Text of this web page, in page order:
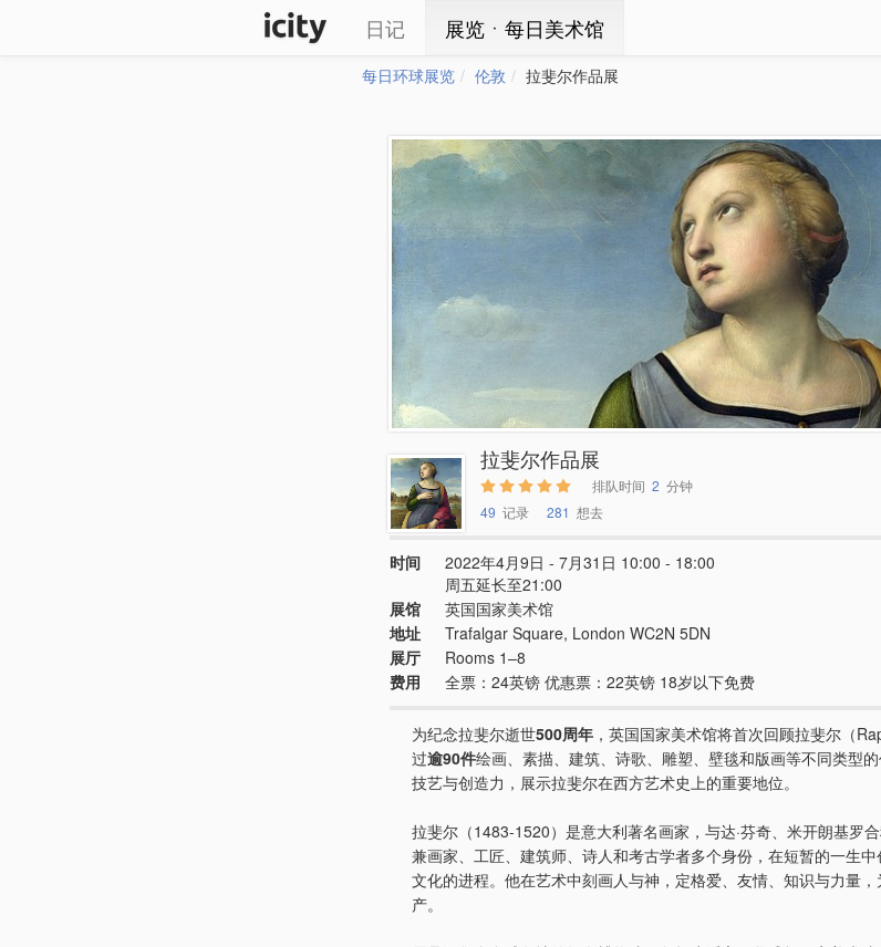
日记 展览ㆍ每日美术馆
每日环球展览 伦敦 拉斐尔作品展
拉斐尔作品展
排队时间 2 分钟
49 记录 281 想去
时间
2022年4月9日 - 7月31日 10:00 - 18:00
周五延长至21:00
展馆
英国国家美术馆
地址
Trafalgar Square, London WC2N 5DN
展厅
Rooms 1–8
费用
全票：24英镑 优惠票：22英镑 18岁以下免费
为纪念拉斐尔逝世500周年 ，英国国家美术馆将首次回顾拉斐尔（
过逾90件绘画、素描、建筑、诗歌、雕塑、壁毯和版画等不同类型
技艺与创造力，展示拉斐尔在西方艺术史上的重要地位。
拉斐尔（1483-1520）是意大利著名画家，与达·芬奇、米开朗基罗
兼画家、工匠、建筑师、诗人和考古学者多个身份，在短暂的一生
文化的进程。他在艺术中刻画人与神，定格爱、友情、知识与力量
产。